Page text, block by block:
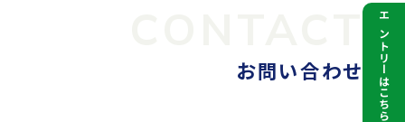
エントリーはこちらから
CONTACT
お問い合わせ